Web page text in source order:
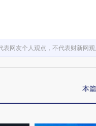
表网友个人观点，不代表财新网观
本